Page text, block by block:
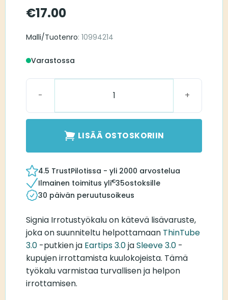
€17.00
Malli/Tuotenro: 10994214
Varastossa
Signia Irrotustyökalu 3.0 määrä
LISÄÄ OSTOSKORIIN
4.5 TrustPilotissa - yli 2000 arvostelua
Ilmainen toimitus yli€35ostoksille
30 päivän peruutusoikeus
Signia Irrotustyökalu on kätevä lisävaruste,
joka on suunniteltu helpottamaan ThinTube
3.0 -putkien ja Eartips 3.0jaSleeve 3.0 -
kupujen irrottamista kuulokojeista. Tämä
työkalu varmistaa turvallisen ja helpon
irrottamisen.